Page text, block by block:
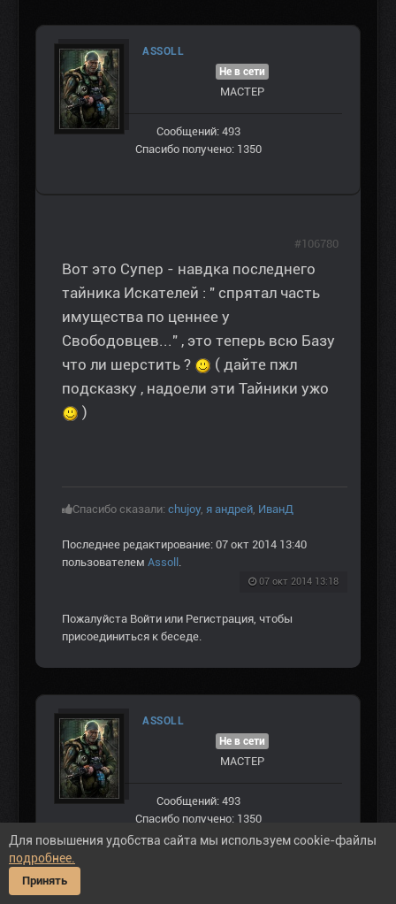
ASSOLL
Не в сети
МАСТЕР
Сообщений: 493
Спасибо получено: 1350
Вот это Супер - навдка последнего
тайника Искателей : " спрятал часть
имущества по ценнее у
Свободовцев..." , это теперь всю Базу
что ли шерстить ?
( дайте пжл
подсказку , надоели эти Тайники ужо
)
Спасибо сказали: chujoy, я андрей, ИванД
Последнее редактирование: 07 окт 2014 13:40
пользователем Assoll .
07 окт 2014 13:18
#106780
Пожалуйста Войти или Регистрация, чтобы
присоединиться к беседе.
ASSOLL
Не в сети
МАСТЕР
Сообщений: 493
Спасибо получено: 1350
Для повышения удобства сайта мы используем cookie-файлы
подробнее.
Принять